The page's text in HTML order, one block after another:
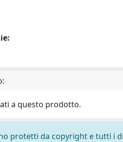
a questo prodotto.
protetti da copyright e tutti i